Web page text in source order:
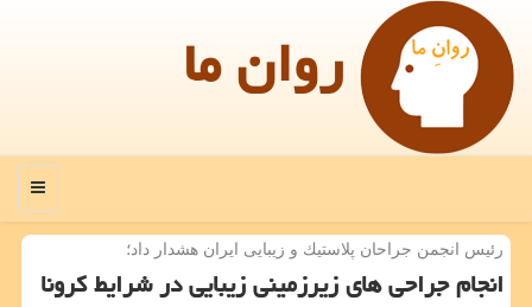
روان ما
منو
رئیس انجمن جراحان پلاستیك و زیبایی ایران هشدار داد؛
انجام جراحی های زیرزمینی زیبایی در شرایط كرونا